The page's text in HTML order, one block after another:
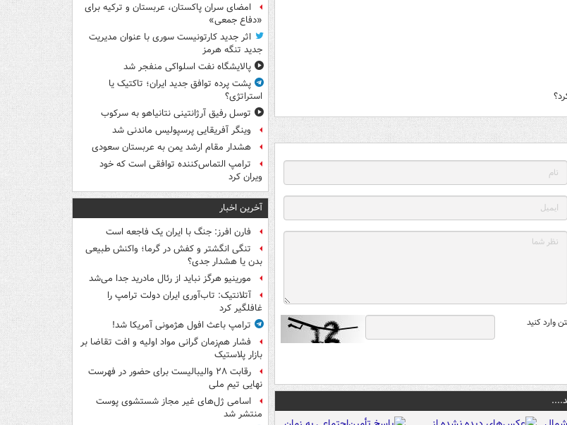
وارد کنید
امضای سران پاکستان، عربستان و ترکیه برای
«دفاع جمعی»
اثر جدید کارتونیست سوری با عنوان مدیریت
جدید تنگه هرمز
پالایشگاه نفت اسلواکی منفجر شد
پشت پرده توافق جدید ایران؛ تاکتیک یا
استراتژی؟
توسل رفیق آرژانتینی نتانیاهو به سرکوب
وینگر آفریقایی پرسپولیس ماندنی شد
هشدار مقام ارشد یمن به عربستان سعودی
ترامپ التماس‌کننده توافقی است که خود
ویران کرد
آخرین اخبار
فارن افرز: جنگ با ایران یک فاجعه است
تنگی انگشتر و کفش در گرما؛ واکنش طبیعی
بدن یا هشدار جدی؟
مورینیو هرگز نباید از رئال مادرید جدا می‌شد
آتلانتیک: تاب‌آوری ایران دولت ترامپ را
غافلگیر کرد
ترامپ باعث افول هژمونی آمریکا شد!
فشار هم‌زمان گرانی مواد اولیه و افت تقاضا بر
بازار پلاستیک
رقابت ۲۸ والیبالیست برای حضور در فهرست
نهایی تیم ملی
اسامی ژل‌های غیر مجاز شستشوی پوست
منتشر شد